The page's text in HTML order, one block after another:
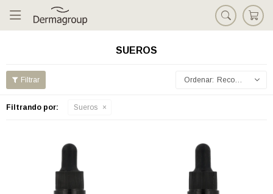

SUEROS
Recomendados
Filtrando por: Sueros